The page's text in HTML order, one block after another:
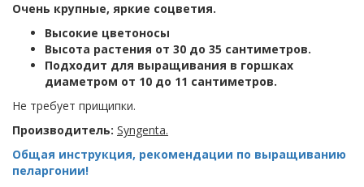
Очень крупные, яркие соцветия.
Высокие цветоносы
Высота растения от 30 до 35 сантиметров.
Подходит для выращивания в горшках
диаметром от 10 до 11 сантиметров.
Не требует прищипки.
Производитель: Syngenta.
Общая инструкция, рекомендации по выращиванию
пеларгонии!